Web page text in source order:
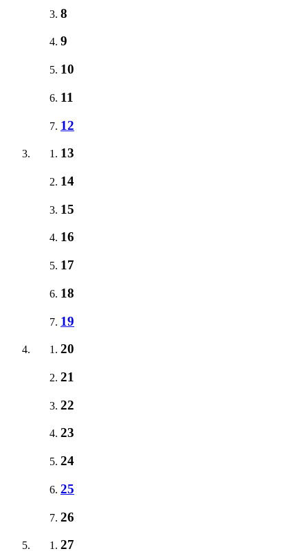
8
9
10
11
12
13
14
15
16
17
18
19
20
21
22
23
24
25
26
27